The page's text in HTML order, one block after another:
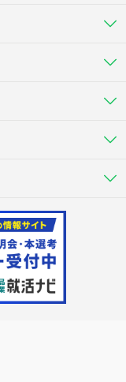
産
の畜産業（羊、ウズラな
ハウスで多様な野菜の生産
れた工場で野菜の生産管
産品の物流・卸し・輸出
採捕・養殖、または水産加
獣医師･人工授精師･
部採用
100日以上
可能